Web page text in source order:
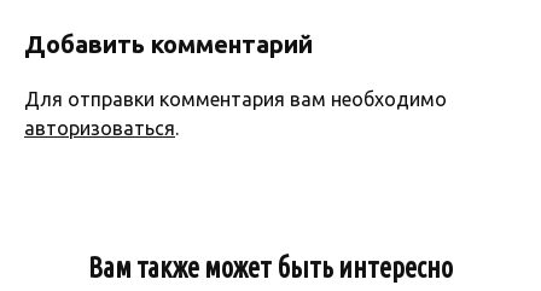
Добавить комментарий
Для отправки комментария вам необходимо
авторизоваться.
Вам также может быть интересно